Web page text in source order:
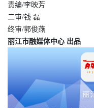
责编/李映芳
二审/钱 磊
终审/郭俊燕
丽江市融媒体中心 出品